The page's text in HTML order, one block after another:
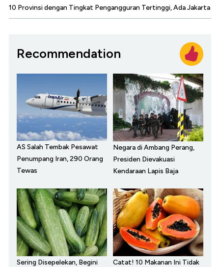
10 Provinsi dengan Tingkat Pengangguran Tertinggi, Ada Jakarta
Recommendation
AS Salah Tembak Pesawat
Penumpang Iran, 290 Orang
Tewas
Negara di Ambang Perang,
Presiden Dievakuasi
Kendaraan Lapis Baja
Sering Disepelekan, Begini
Catat! 10 Makanan Ini Tidak